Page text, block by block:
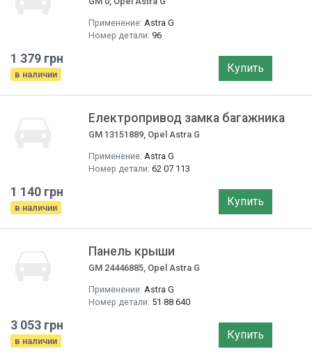
Применение: Astra G
Номер детали: 96
1 379 грн
в наличии Купить
Електропривод замка багажника
GM 13151889, Opel Astra G
Применение: Astra G
Номер детали: 62 07 113
1 140 грн
в наличии Купить
Панель крыши
GM 24446885, Opel Astra G
Применение: Astra G
Номер детали: 51 88 640
3 053 грн
в наличии Купить